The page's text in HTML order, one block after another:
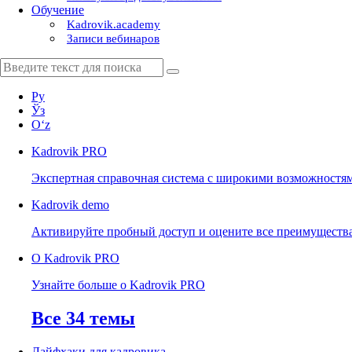
Обучение
Kadrovik.academy
Записи вебинаров
Ру
Ўз
Oʻz
Kadrovik PRO
Экспертная справочная система с широкими
Kadrovik demo
Активируйте пробный доступ и оцените все
О Kadrovik PRO
Узнайте больше о Kadrovik PRO
Все 34 темы